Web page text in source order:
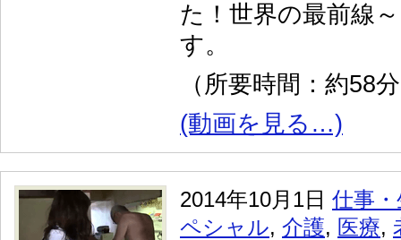
た！世界の最前線
す。
（所要時間：約58
(動画を見る…)
2014年10月1日 仕事
ペシャル, 介護, 医療,